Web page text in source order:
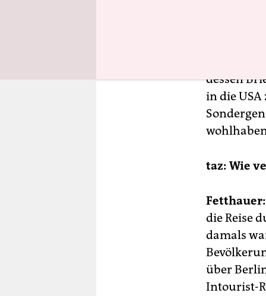
18.000
dessen
in die
taz: Wie
Fetthauer:
die Reise
damals
über
Intourist-